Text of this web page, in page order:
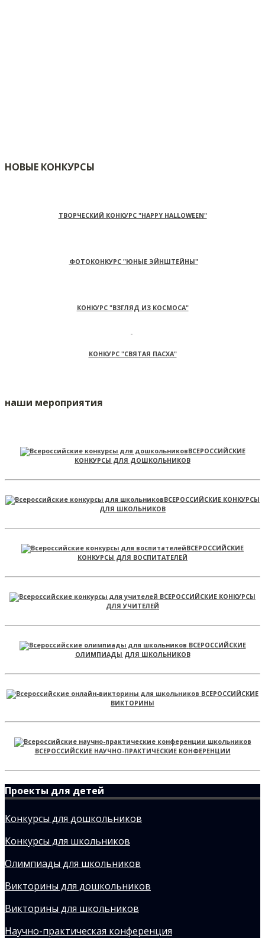
НОВЫЕ КОНКУРСЫ
ТВОРЧЕСКИЙ КОНКУРС "HAPPY HALLOWEEN"
ФОТОКОНКУРС "ЮНЫЕ ЭЙНШТЕЙНЫ"
КОНКУРС "ВЗГЛЯД ИЗ КОСМОСА"
КОНКУРС "СВЯТАЯ ПАСХА"
наши мероприятия
ВСЕРОССИЙСКИЕ
КОНКУРСЫ ДЛЯ ДОШКОЛЬНИКОВ
ВСЕРОССИЙСКИЕ КОНКУРСЫ
ДЛЯ ШКОЛЬНИКОВ
ВСЕРОССИЙСКИЕ
КОНКУРСЫ ДЛЯ ВОСПИТАТЕЛЕЙ
ВСЕРОССИЙСКИЕ КОНКУРСЫ
ДЛЯ УЧИТЕЛЕЙ
ВСЕРОССИЙСКИЕ
ОЛИМПИАДЫ ДЛЯ ШКОЛЬНИКОВ
ВСЕРОССИЙСКИЕ
ВИКТОРИНЫ
ВСЕРОССИЙСКИЕ НАУЧНО-ПРАКТИЧЕСКИЕ КОНФЕРЕНЦИИ
Проекты для детей
Конкурсы для дошкольников
Конкурсы для школьников
Олимпиады для школьников
Викторины для дошкольников
Викторины для школьников
Научно-практическая конференция